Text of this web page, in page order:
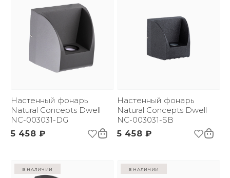
Настенный фонарь
Natural Concepts Dwell
NC-003031-DG
5 458 ₽
Настенный фонарь
Natural Concepts Dwell
NC-003031-SB
5 458 ₽
в наличии в наличии